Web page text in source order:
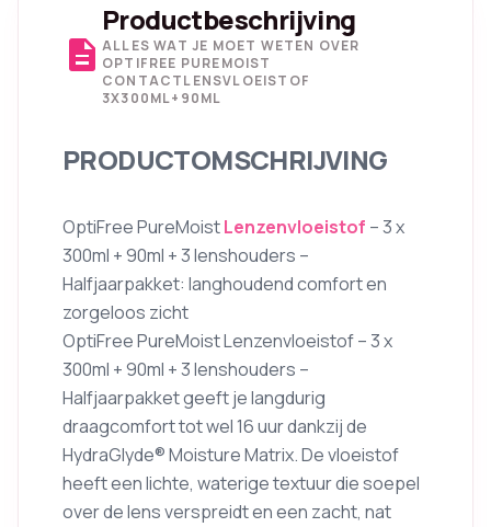
description
Productbeschrijving
ALLES WAT JE MOET WETEN OVER
OPTIFREE PUREMOIST
CONTACTLENSVLOEISTOF
3X300ML+90ML
PRODUCTOMSCHRIJVING
OptiFree PureMoistLenzenvloeistof – 3 x
300ml + 90ml + 3 lenshouders –
Halfjaarpakket: langhoudend comfort en
zorgeloos zicht
OptiFree PureMoist Lenzenvloeistof – 3 x
300ml + 90ml + 3 lenshouders –
Halfjaarpakket geeft je langdurig
draagcomfort tot wel 16 uur dankzij de
HydraGlyde® Moisture Matrix. De vloeistof
heeft een lichte, waterige textuur die soepel
over de lens verspreidt en een zacht, nat